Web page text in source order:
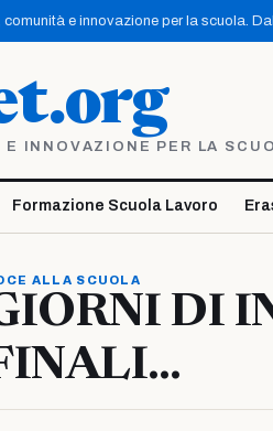
comunità e innovazione per la scuola.
E INNOVAZIONE PER LA
Formazione Scuola Lavoro
ALLA SCUOLA
DI